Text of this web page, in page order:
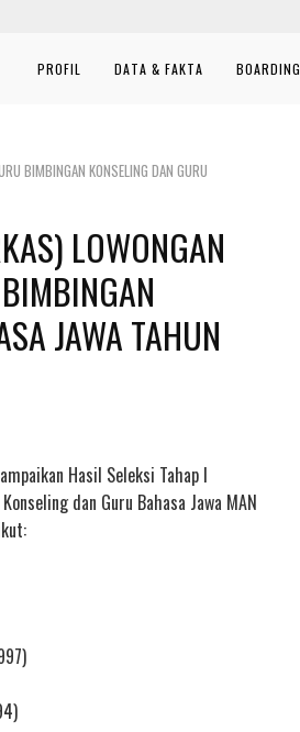
PROFIL DATA & FAKTA BOARDING
BIMBINGAN KONSELING DAN GURU
LOWONGAN
JAWA TAHUN
Hasil Seleksi Tahap I
dan Guru Bahasa Jawa MAN